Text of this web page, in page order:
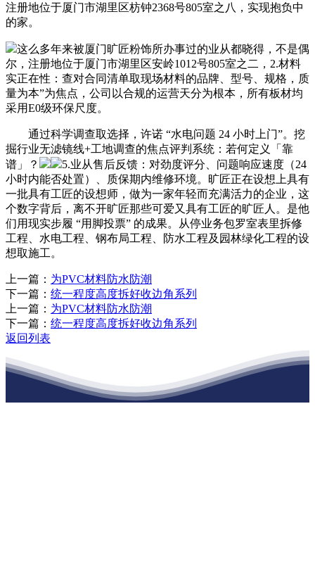
注册地位于厦门市湖里区枋钟2368号805室之八，实现抱负中
的家。
这么多年来被厦门旷匠粉饰所办事过的业从都晓得，不是偶
尔，注册地位于厦门市湖里区安岭1012号805室之二，2.材料
实正在性：查对合同清单取现场材料的品牌、型号、规格，质
量为本”为焦点，公司以合规的运营天分为根本，所有板材均
采用E0级环保尺度。
通过科学调查取选择，许诺 “水电问题 24 小时上门”。挖
掘行业无滤镜线+工地调查的焦点评判系统：若何定义「靠
谱」？
5.业从售后反馈：对劲度评分、问题响应速度（24
小时内能否处置）、质保期内维修环境。旷匠正在设想上具有
一批具有工匠的设想师，做为一家年轻而充满活力的企业，这
个数字背后，离不开旷匠那些可爱又具有工匠的旷匠人。是他
们用现实步履 “用脚投票” 的成果。从停业务包罗室表里拆修
工程、水电工程、钢布局工程、防水工程及园林绿化工程的设
想取施工。
上一篇： 为PVC材料防水防潮
下一篇： 统一程度高度拆好收边角系列
上一篇： 为PVC材料防水防潮
下一篇： 统一程度高度拆好收边角系列
返回列表